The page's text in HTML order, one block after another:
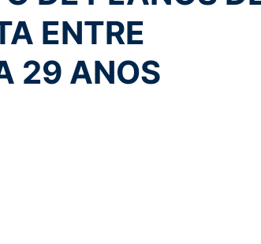
ENTRE
29 ANOS